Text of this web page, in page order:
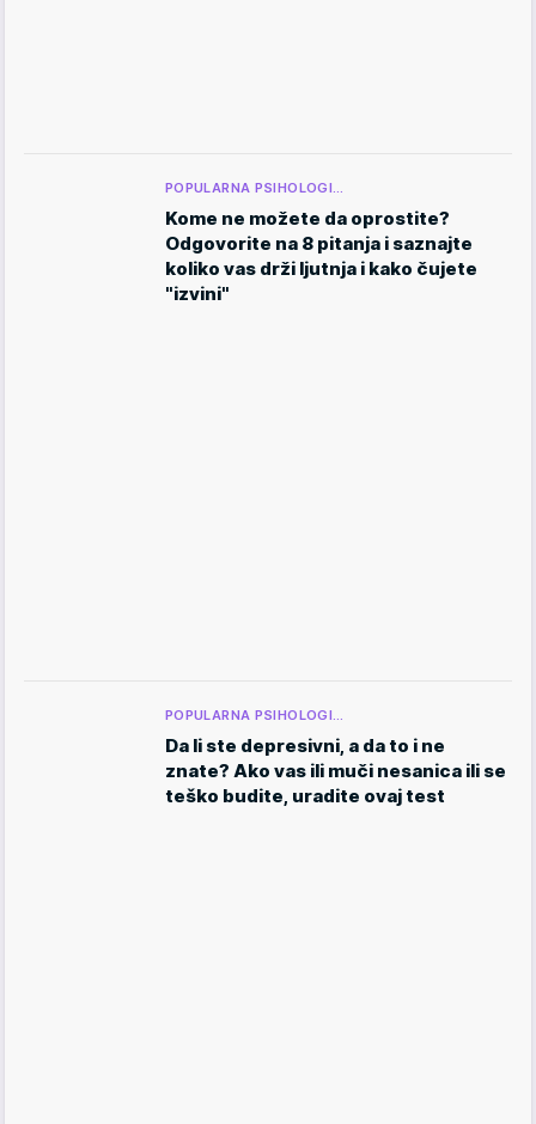
POPULARNA PSIHOLOGI…
Kome ne možete da oprostite?
Odgovorite na 8 pitanja i saznajte
koliko vas drži ljutnja i kako čujete
"izvini"
POPULARNA PSIHOLOGI…
Da li ste depresivni, a da to i ne
znate? Ako vas ili muči nesanica ili se
teško budite, uradite ovaj test